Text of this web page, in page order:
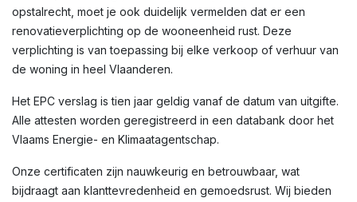
opstalrecht, moet je ook duidelijk vermelden dat er een
renovatieverplichting op de wooneenheid rust. Deze
verplichting is van toepassing bij elke verkoop of verhuur van
de woning in heel Vlaanderen.
Het EPC verslag is tien jaar geldig vanaf de datum van uitgifte.
Alle attesten worden geregistreerd in een databank door het
Vlaams Energie- en Klimaatagentschap.
Onze certificaten zijn nauwkeurig en betrouwbaar, wat
bijdraagt aan klanttevredenheid en gemoedsrust. Wij bieden